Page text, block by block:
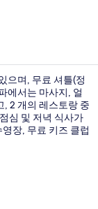
으며, 무료 셔틀(정
에서는 마사지, 얼
, 2 개의 레스토랑 중
심 및 저녁 식사가
장, 무료 키즈 클럽
어요.